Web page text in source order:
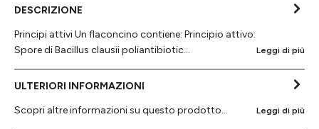
DESCRIZIONE
Principi attivi Un flaconcino contiene: Principio attivo:
Spore di Bacillus clausii poliantibiotic…
Leggi di più
ULTERIORI INFORMAZIONI
Scopri altre informazioni su questo prodotto...
Leggi di più